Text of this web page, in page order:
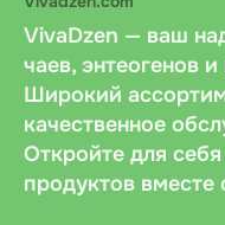
VivaDzen — ваш
чаев, энтеогенов
Широкий
качественное
Откройте для
продуктов вместе